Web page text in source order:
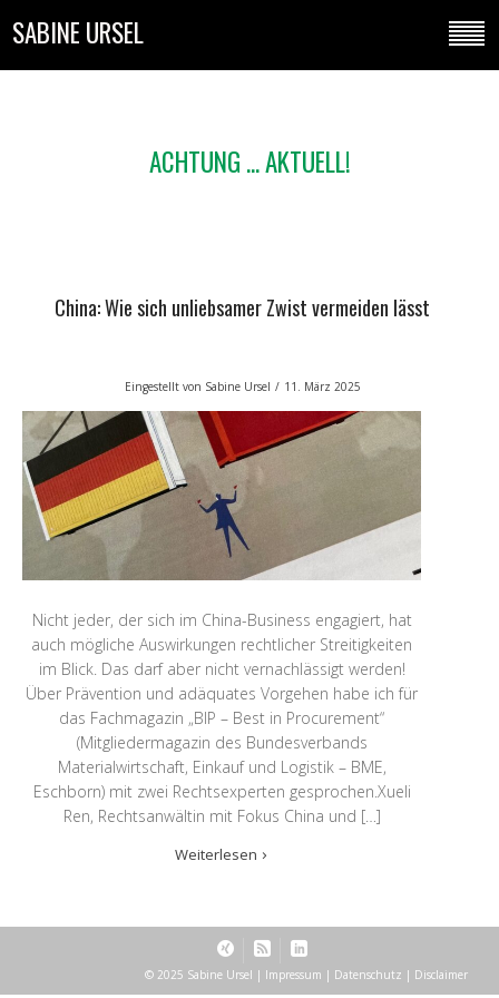
SABINE URSEL
ACHTUNG ... AKTUELL!
China: Wie sich unliebsamer Zwist vermeiden lässt
Eingestellt von Sabine Ursel / 11. März 2025
Nicht jeder, der sich im China-Business engagiert, hat
auch mögliche Auswirkungen rechtlicher Streitigkeiten
im Blick. Das darf aber nicht vernachlässigt werden!
Über Prävention und adäquates Vorgehen habe ich für
das Fachmagazin „BIP – Best in Procurement“
(Mitgliedermagazin des Bundesverbands
Materialwirtschaft, Einkauf und Logistik – BME,
Eschborn) mit zwei Rechtsexperten gesprochen.Xueli
Ren, Rechtsanwältin mit Fokus China und […]
Weiterlesen
© 2025 Sabine Ursel | Impressum | Datenschutz | Disclaimer